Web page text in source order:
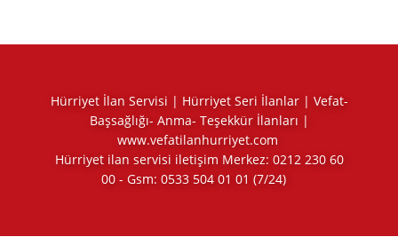
Hürriyet İlan Servisi | Hürriyet Seri İlanlar | Vefat-
Başsağlığı- Anma- Teşekkür İlanları |
www.vefatilanhurriyet.com
Hürriyet ilan servisi iletişim Merkez: 0212 230 60
00 - Gsm: 0533 504 01 01 (7/24)